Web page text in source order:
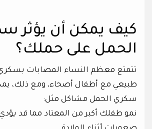
كيف يمكن أن يؤثر
الحمل على حملك؟
تتمتع معظم النساء المصابات
طبيعي مع أطفال أصحاء، ومع ذلك،
سكري الحمل مشاكل مثل:
نمو طفلك أكبر من المعتاد مما قد